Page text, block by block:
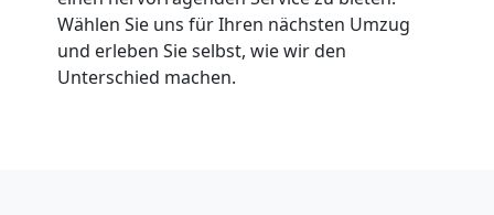
Wählen Sie uns für Ihren nächsten Umzug
und erleben Sie selbst, wie wir den
Unterschied machen.
Fernumzug